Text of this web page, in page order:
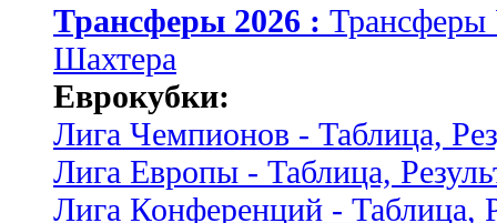
Трансферы 2026 :
Шахтера
Еврокубки:
Лига Чемпионов - Таблица,
Лига Европы - Таблица,
Лига Конференций - Таблица,